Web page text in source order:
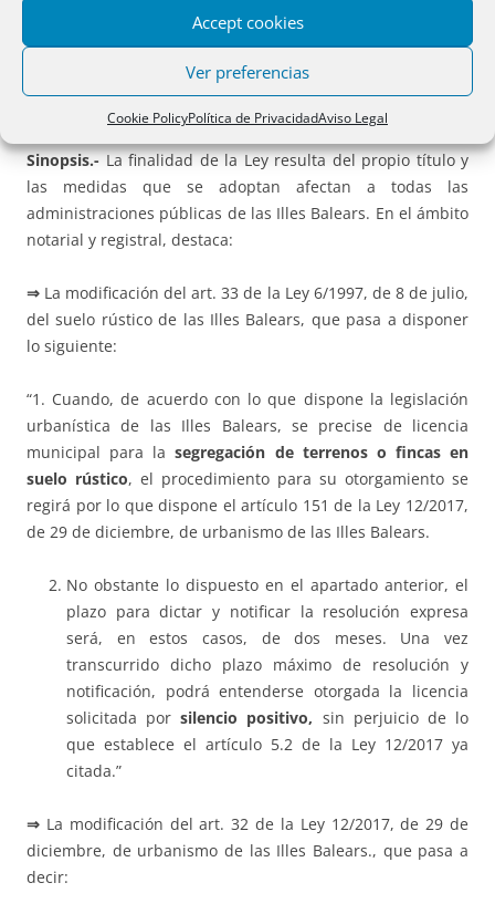
Accept cookies
Ver preferencias
Cookie PolicyPolítica de PrivacidadAviso Legal
de 11 de diciembre, de medidas urgentes de
simplificación y racionalización administrativas de las
administraciones públicas de las Illes Balears
Sinopsis.-La finalidad de la Ley resulta del propio título y
las medidas que se adoptan afectan a todas las
administraciones públicas de las Illes Balears. En el ámbito
notarial y registral, destaca:
⇒ La modificación del art. 33 de la Ley 6/1997, de 8 de julio,
del suelo rústico de las Illes Balears, que pasa a disponer
lo siguiente:
“1. Cuando, de acuerdo con lo que dispone la legislación
urbanística de las Illes Balears, se precise de licencia
municipal para lasegregación de terrenos o fincas en
suelo rústico, el procedimiento para su otorgamiento se
regirá por lo que dispone el artículo 151 de la Ley 12/2017,
de 29 de diciembre, de urbanismo de las Illes Balears.
No obstante lo dispuesto en el apartado anterior, el
plazo para dictar y notificar la resolución expresa
será, en estos casos, de dos meses. Una vez
transcurrido dicho plazo máximo de resolución y
notificación, podrá entenderse otorgada la licencia
solicitada porsilencio positivo, sin perjuicio de lo
que establece el artículo 5.2 de la Ley 12/2017 ya
citada.”
⇒ La modificación del art. 32 de la Ley 12/2017, de 29 de
diciembre, de urbanismo de las Illes Balears., que pasa a
decir: